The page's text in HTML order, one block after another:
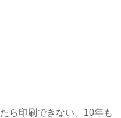
ら印刷できない。10年も